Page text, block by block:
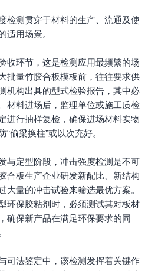
检测贯穿于材料的生产、流通及使
适用场景。
收环节，这是检测应用最频繁的场
批量竹胶合板模板前，往往要求供
机构出具的型式检验报告，其中必
材料进场后，监理单位或施工质检
进行抽样复检，确保进场材料实物
偷梁换柱”或以次充好。
与定型阶段，冲击强度检测是不可
合板生产企业研发新配比、新结构
大量的冲击试验来筛选最优方案。
环保胶粘剂时，必须测试其对板材
确保新产品在满足环保要求的同
司法鉴定中，该检测发挥着关键作